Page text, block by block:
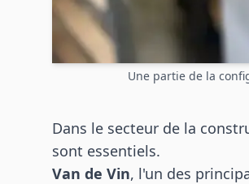
Une partie de la
Dans le secteur de la
sont essentiels.
Van de Vin, l'un des